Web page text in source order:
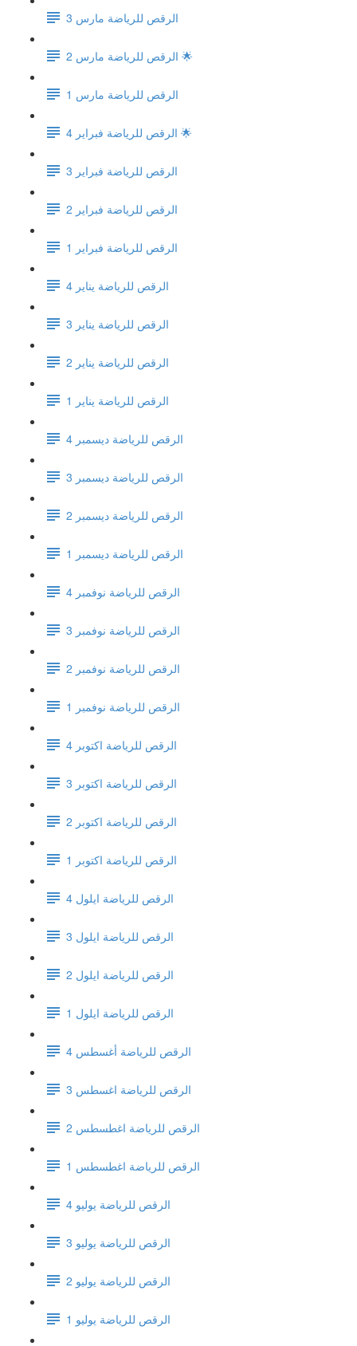
الرقص للرياضة مارس 3
الرقص للرياضة مارس 2 🌟
الرقص للرياضة مارس 1
الرقص للرياضة فبراير 4 🌟
الرقص للرياضة فبراير 3
الرقص للرياضة فبراير 2
الرقص للرياضة فبراير 1
الرقص للرياضة يناير 4
الرقص للرياضة يناير 3
الرقص للرياضة يناير 2
الرقص للرياضة يناير 1
الرقص للرياضة ديسمبر 4
الرقص للرياضة ديسمبر 3
الرقص للرياضة ديسمبر 2
الرقص للرياضة ديسمبر 1
الرقص للرياضة نوفمبر 4
الرقص للرياضة نوفمبر 3
الرقص للرياضة نوفمبر 2
الرقص للرياضة نوفمبر 1
الرقص للرياضة اكتوبر 4
الرقص للرياضة اكتوبر 3
الرقص للرياضة اكتوبر 2
الرقص للرياضة اكتوبر 1
الرقص للرياضة ايلول 4
الرقص للرياضة ايلول 3
الرقص للرياضة ايلول 2
الرقص للرياضة ايلول 1
الرقص للرياضة أغسطس 4
الرقص للرياضة اغسطس 3
الرقص للرياضة اغطسطس 2
الرقص للرياضة اغطسطس 1
الرقص للرياضة يوليو 4
الرقص للرياضة يوليو 3
الرقص للرياضة يوليو 2
الرقص للرياضة يوليو 1